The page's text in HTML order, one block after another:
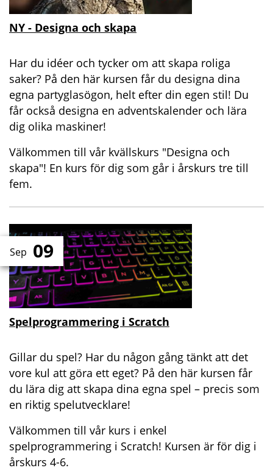
NY - Designa och skapa
Har du idéer och tycker om att skapa roliga
saker? På den här kursen får du designa dina
egna partyglasögon, helt efter din egen stil! Du
får också designa en adventskalender och lära
dig olika maskiner!
Välkommen till vår kvällskurs "Designa och
skapa"! En kurs för dig som går i årskurs tre till
fem.
Sep 09
Spelprogrammering i Scratch
Gillar du spel? Har du någon gång tänkt att det
vore kul att göra ett eget? På den här kursen får
du lära dig att skapa dina egna spel – precis som
en riktig spelutvecklare!
Välkommen till vår kurs i enkel
spelprogrammering i Scratch! Kursen är för dig i
årskurs 4-6.